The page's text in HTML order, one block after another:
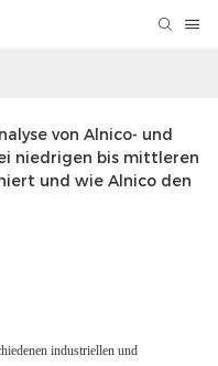
von Alnico- und
niedrigen bis mittleren
und wie Alnico den
industriellen und